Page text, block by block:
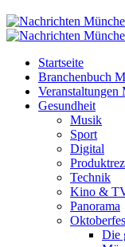
Startseite
Branchenbuch
Veranstaltungen
Gesundheit
Musik
Sport
Digital
Technik
Kino &
Panorama
Die